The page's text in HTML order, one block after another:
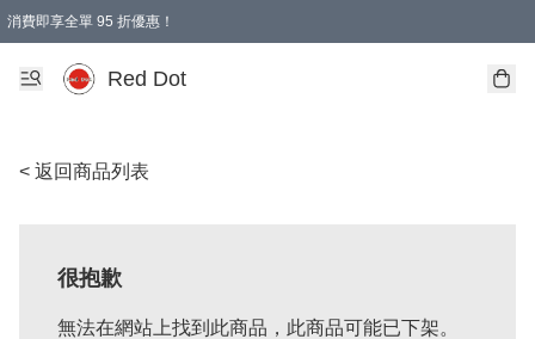
消費即享全單 95 折優惠！
Red Dot
< 返回商品列表
很抱歉
無法在網站上找到此商品，此商品可能已下架。